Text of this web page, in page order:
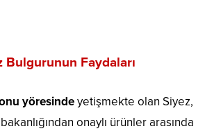
Bulgurunun Faydaları
yöresindeyetişmekte olan Siyez,
onaylı ürünler arasında